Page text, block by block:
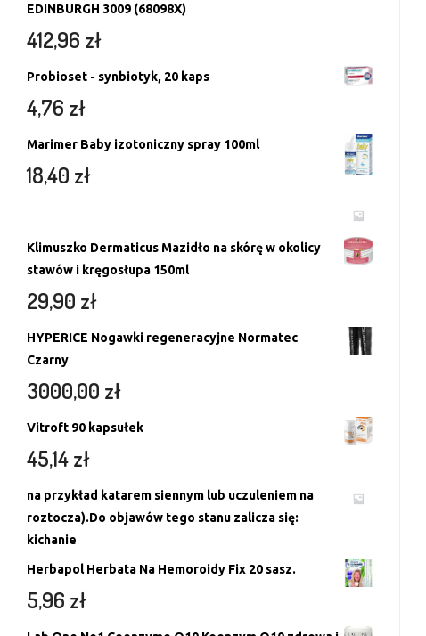
EDINBURGH 3009 (68098X)
412,96 zł
Probioset - synbiotyk, 20 kaps
4,76 zł
Marimer Baby izotoniczny spray 100ml
18,40 zł
Klimuszko Dermaticus Mazidło na skórę w okolicy
stawów i kręgosłupa 150ml
29,90 zł
HYPERICE Nogawki regeneracyjne Normatec
Czarny
3000,00 zł
Vitroft 90 kapsułek
45,14zł
na przykład katarem siennym lub uczuleniem na
roztocza).Do objawów tego stanu zalicza się:
kichanie
Herbapol Herbata Na Hemoroidy Fix 20 sasz.
5,96 zł